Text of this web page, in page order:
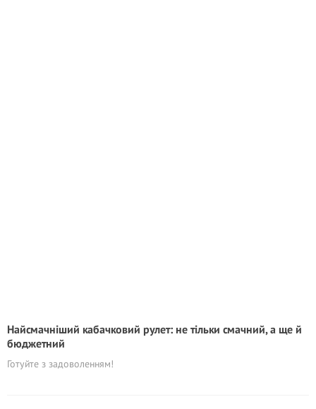
Найсмачніший кабачковий рулет: не тільки смачний, а ще й
бюджетний
Готуйте з задоволенням!